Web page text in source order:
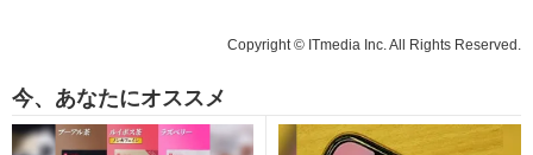
Copyright © ITmedia Inc. All Rights Reserved.
今、あなたにオススメ